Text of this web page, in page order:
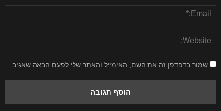
שמור בדפדפן זה את השם, האימייל והאתר שלי לפעם הבאה שאגיב.